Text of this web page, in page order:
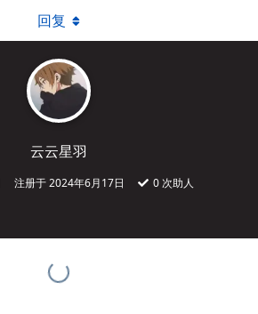
云云星羽
注册于2024年6月17日 0 次助人
回复